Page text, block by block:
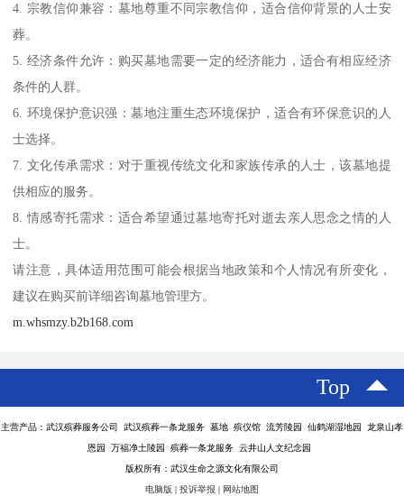
4. 宗教信仰兼容：墓地尊重不同宗教信仰，适合信仰背景的人士安
葬。
5. 经济条件允许：购买墓地需要一定的经济能力，适合有相应经济
条件的人群。
6. 环境保护意识强：墓地注重生态环境保护，适合有环保意识的人
士选择。
7. 文化传承需求：对于重视传统文化和家族传承的人士，该墓地提
供相应的服务。
8. 情感寄托需求：适合希望通过墓地寄托对逝去亲人思念之情的人
士。
请注意，具体适用范围可能会根据当地政策和个人情况有所变化，
建议在购买前详细咨询墓地管理方。
m.whsmzy.b2b168.com
Top
主营产品：武汉殡葬服务公司 武汉殡葬一条龙服务 墓地 殡仪馆 流芳陵园 仙鹤湖湿地园 龙泉山孝
恩园 万福净土陵园 殡葬一条龙服务 云井山人文纪念园
版权所有：武汉生命之源文化有限公司
电脑版 投诉举报 网站地图